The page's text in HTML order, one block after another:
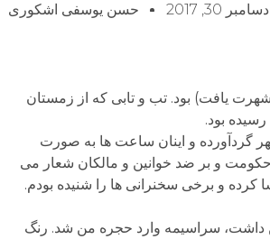
دسامبر 30, 2017 حسن یوسفی اشکوری
سفید» شهرت یافت) بود. تب و تابی که از زمستان
گردآورده و اینان ساعت ها به صورت
و بر ضد خوانین و مالکان شعار می
کرده و برخی سخنرانی ها را شنیده بودم.
داشت، سراسیمه وارد حجره من شد. رنگ